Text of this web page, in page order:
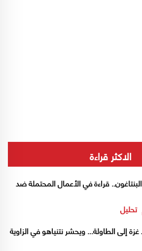
الاكثر قراءة
قراءة في الأعمال المحتملة ضد
تحليل
إلى الطاولة... ويحشر نتنياهو في الزاوية